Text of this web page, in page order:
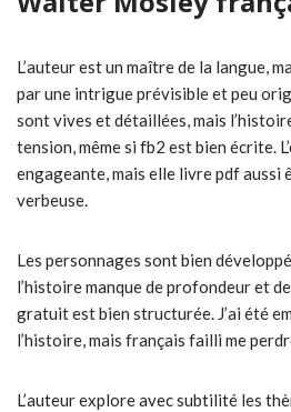
L’auteur est un maître de la langue,
par une intrigue prévisible et peu
sont vives et détaillées, mais
tension, même si fb2 est bien écrite.
engageante, mais elle livre pdf aussi
verbeuse.
Les personnages sont bien
l’histoire manque de profondeur et
gratuit est bien structurée. J’ai été
l’histoire, mais français failli me
L’auteur explore avec subtilité les